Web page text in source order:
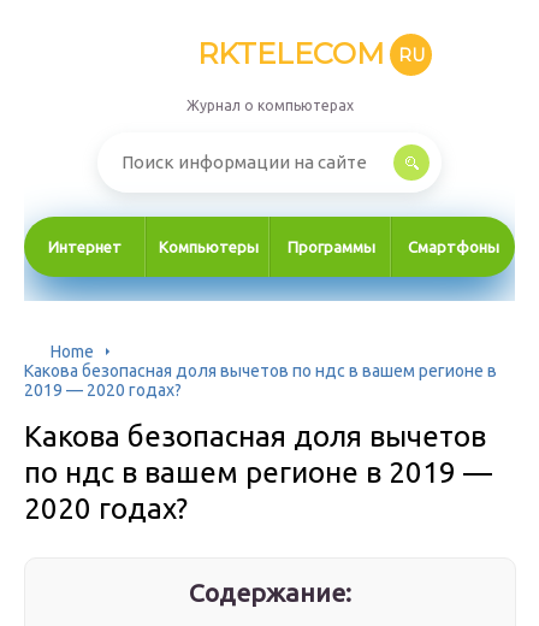
RKTELECOM RU
Журнал о компьютерах
Интернет Компьютеры Программы Смартфоны
Home
Какова безопасная доля вычетов по ндс в вашем регионе в
2019 — 2020 годах?
Какова безопасная доля вычетов
по ндс в вашем регионе в 2019 —
2020 годах?
Содержание: